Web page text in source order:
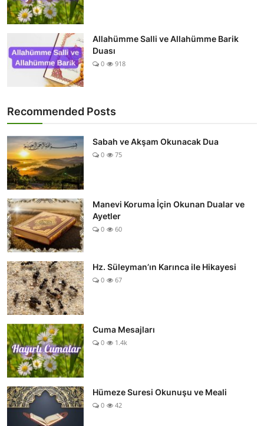
Allahümme Salli ve Allahümme Barik
Duası
0 918
Recommended Posts
Sabah ve Akşam Okunacak Dua
0 75
Manevi Koruma İçin Okunan Dualar ve
Ayetler
0 60
Hz. Süleyman’ın Karınca ile Hikayesi
0 67
Cuma Mesajları
0 1.4k
Hümeze Suresi Okunuşu ve Meali
0 42